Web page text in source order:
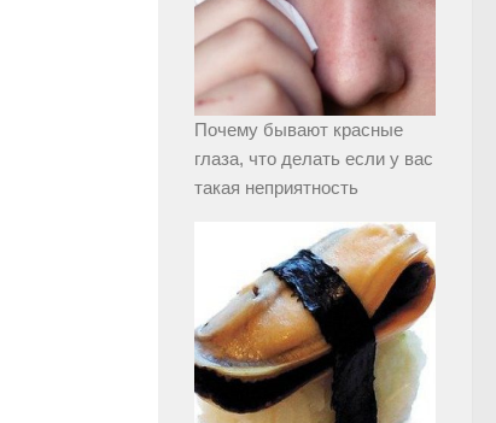
Почему бывают красные
глаза, что делать если у вас
такая неприятность